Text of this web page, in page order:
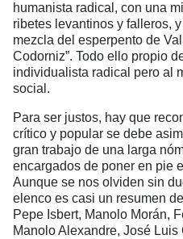
humanista radical, con una
ribetes levantinos y falleros,
mezcla del esperpento de
Codorniz”. Todo ello propio
individualista radical pero al
social.
Para ser justos, hay que
crítico y popular se debe
gran trabajo de una larga
encargados de poner en pie
Aunque se nos olviden sin
elenco es casi un resumen
Pepe Isbert, Manolo Morán,
Manolo Alexandre, José Luis